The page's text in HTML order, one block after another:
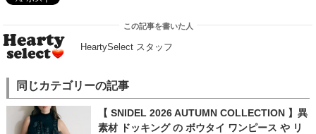
この記事を書いた人
HeartySelect スタッフ
同じカテゴリーの記事
【 SNIDEL 2026 AUTUMN COLLECTION 】異
素材 ドッキング の ボウタイ ワンピース や リ